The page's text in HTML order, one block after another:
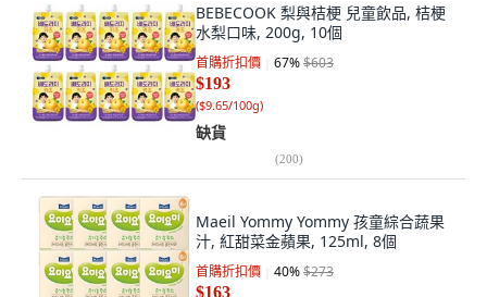
BEBECOOK 梨與桔梗 兒童飲品, 桔梗
水梨口味, 200g, 10個
首購折扣價 67%$603
$193
($9.65/100g)
缺貨
(200)
Maeil Yommy Yommy 孩童綜合蔬果
汁, 紅甜菜金蘋果, 125ml, 8個
首購折扣價 40%$273
$163